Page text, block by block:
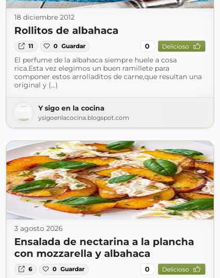
18 diciembre 2012
Rollitos de albahaca
11 0 Guardar 0 Delicioso
El perfume de la albahaca siempre huele a cosa
rica.Esta vez elegimos un buen ramillete para
componer estos arrolladitos de carne,que resultan una
original y (...)
Y sigo en la cocina
ysigoenlacocina.blogspot.com
3 agosto 2026
Ensalada de nectarina a la plancha
con mozzarella y albahaca
6 0 Guardar 0 Delicioso